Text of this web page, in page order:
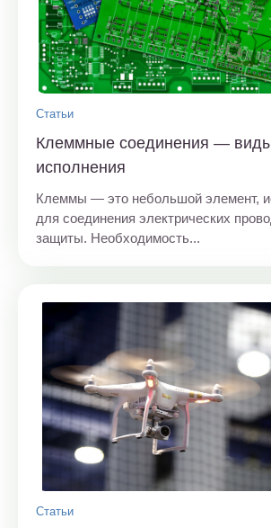
Статьи
Клеммные соединения —
исполнения
Клеммы — это небольшой элемент,
для соединения электрических
защиты. Необходимость...
Статьи